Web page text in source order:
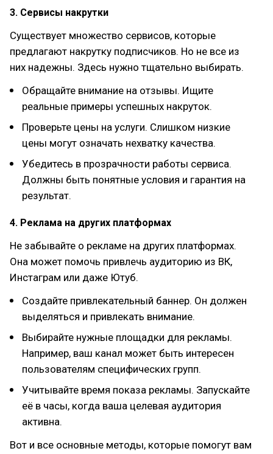
3. Сервисы накрутки
Существует множество сервисов, которые
предлагают накрутку подписчиков. Но не все из
них надежны. Здесь нужно тщательно выбирать.
Обращайте внимание на отзывы. Ищите
реальные примеры успешных накруток.
Проверьте цены на услуги. Слишком низкие
цены могут означать нехватку качества.
Убедитесь в прозрачности работы сервиса.
Должны быть понятные условия и гарантия на
результат.
4. Реклама на других платформах
Не забывайте о рекламе на других платформах.
Она может помочь привлечь аудиторию из ВК,
Инстаграм или даже Ютуб.
Создайте привлекательный баннер. Он должен
выделяться и привлекать внимание.
Выбирайте нужные площадки для рекламы.
Например, ваш канал может быть интересен
пользователям специфических групп.
Учитывайте время показа рекламы. Запускайте
её в часы, когда ваша целевая аудитория
активна.
Вот и все основные методы, которые помогут вам